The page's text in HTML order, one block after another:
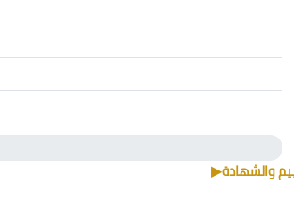
▶︎والشهادة